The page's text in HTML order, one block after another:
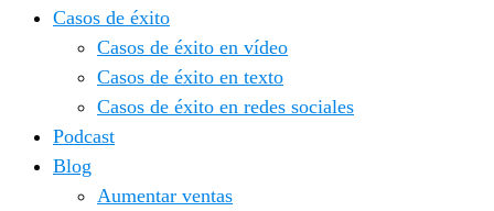
Casos de éxito
Casos de éxito en vídeo
Casos de éxito en texto
Casos de éxito en redes sociales
Podcast
Blog
Aumentar ventas